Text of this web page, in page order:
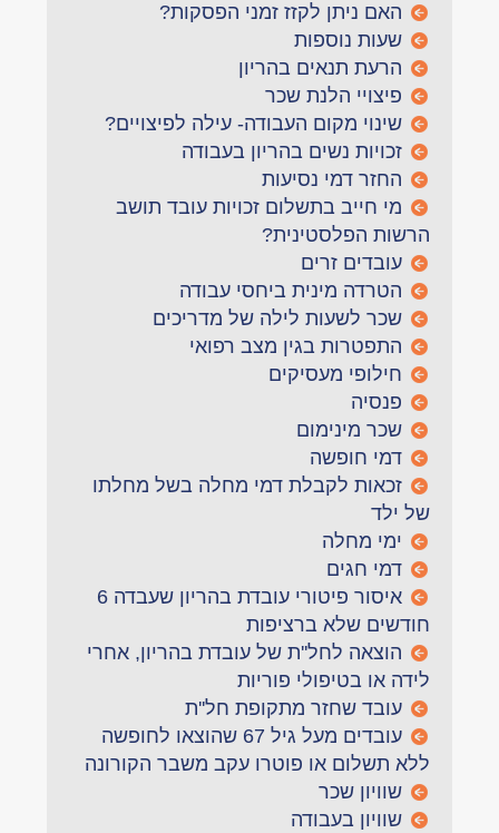
האם ניתן לקזז זמני הפסקות?
שעות נוספות
הרעת תנאים בהריון
פיצויי הלנת שכר
שינוי מקום העבודה- עילה לפיצויים?
זכויות נשים בהריון בעבודה
החזר דמי נסיעות
מי חייב בתשלום זכויות עובד תושב
הרשות הפלסטינית?
עובדים זרים
הטרדה מינית ביחסי עבודה
שכר לשעות לילה של מדריכים
התפטרות בגין מצב רפואי
חילופי מעסיקים
פנסיה
שכר מינימום
דמי חופשה
זכאות לקבלת דמי מחלה בשל מחלתו
של ילד
ימי מחלה
דמי חגים
איסור פיטורי עובדת בהריון שעבדה 6
חודשים שלא ברציפות
הוצאה לחל''ת של עובדת בהריון, אחרי
לידה או בטיפולי פוריות
עובד שחזר מתקופת חל''ת
עובדים מעל גיל 67 שהוצאו לחופשה
ללא תשלום או פוטרו עקב משבר הקורונה
שוויון שכר
שוויון בעבודה